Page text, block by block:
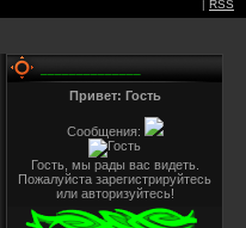
| RSS
Привет: Гость
Сообщения:
Гость, мы рады вас видеть.
Пожалуйста зарегистрируйтесь
или авторизуйтесь!